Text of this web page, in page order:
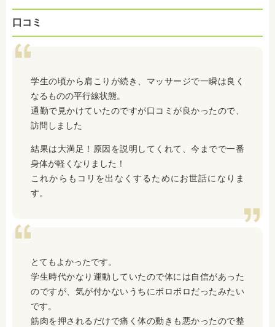
口コミ
学生の頃から肩こりが続き、マッサージで一瞬は良く
なるものの平行線状態。
通勤で見かけていたのですが口コミが良かったので、
訪問しました
結果は大満足！原因を説明してくれて、今までで一番
身体が軽くなりました！
これからもコリを出なくするためにお世話になりま
す。
とてもよかったです。
学生時代かなり運動していたので体には自信があった
のですが、気が付かないうちにボロボロだったみたい
です。
筋肉を押されるだけで痛く体の動きも悪かったので整